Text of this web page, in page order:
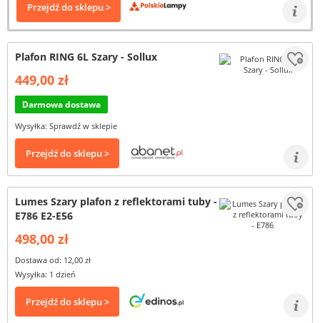
Przejdź do sklepu >
Plafon RING 6L Szary - Sollux
449,00 zł
Darmowa dostawa
Wysyłka: Sprawdź w sklepie
Przejdź do sklepu >
Lumes Szary plafon z reflektorami tuby -
E786 E2-E56
498,00 zł
Dostawa od: 12,00 zł
Wysyłka: 1 dzień
Przejdź do sklepu >